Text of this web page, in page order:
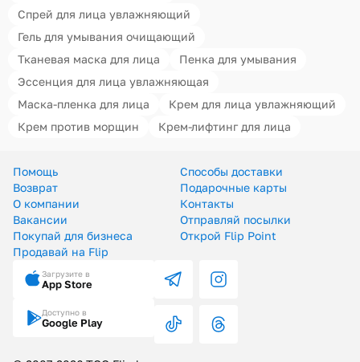
Спрей для лица увлажняющий
Гель для умывания очищающий
Тканевая маска для лица
Пенка для умывания
Эссенция для лица увлажняющая
Маска-пленка для лица
Крем для лица увлажняющий
Крем против морщин
Крем-лифтинг для лица
Помощь
Способы доставки
Возврат
Подарочные карты
О компании
Контакты
Вакансии
Отправляй посылки
Покупай для бизнеса
Открой Flip Point
Продавай на Flip
Загрузите в
App Store
Доступно в
Google Play